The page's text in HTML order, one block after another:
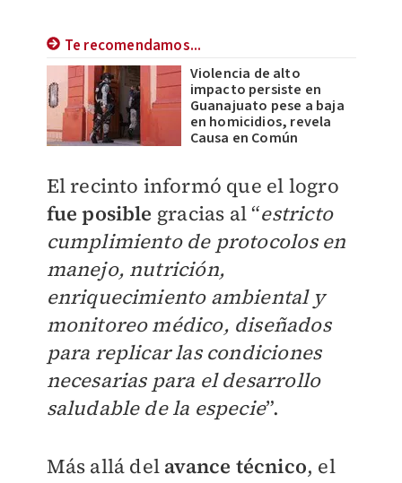
Te recomendamos...
Violencia de alto
impacto persiste en
Guanajuato pese a baja
en homicidios, revela
Causa en Común
​El recinto informó que el logro
fue posible gracias al “estricto
cumplimiento de protocolos en
manejo, nutrición,
enriquecimiento ambiental y
monitoreo médico, diseñados
para replicar las condiciones
necesarias para el desarrollo
saludable de la especie”.
Más allá del avance técnico, el